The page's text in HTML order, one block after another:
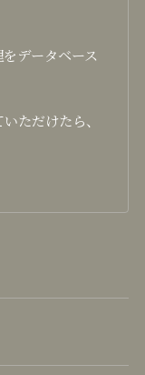
データベース
ただけたら、